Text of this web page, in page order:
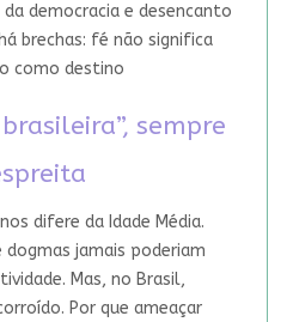
democracia e desencanto
brechas: fé não significa
como destino
sempre
difere da Idade Média.
dogmas jamais poderiam
Mas, no Brasil,
Por que ameaçar